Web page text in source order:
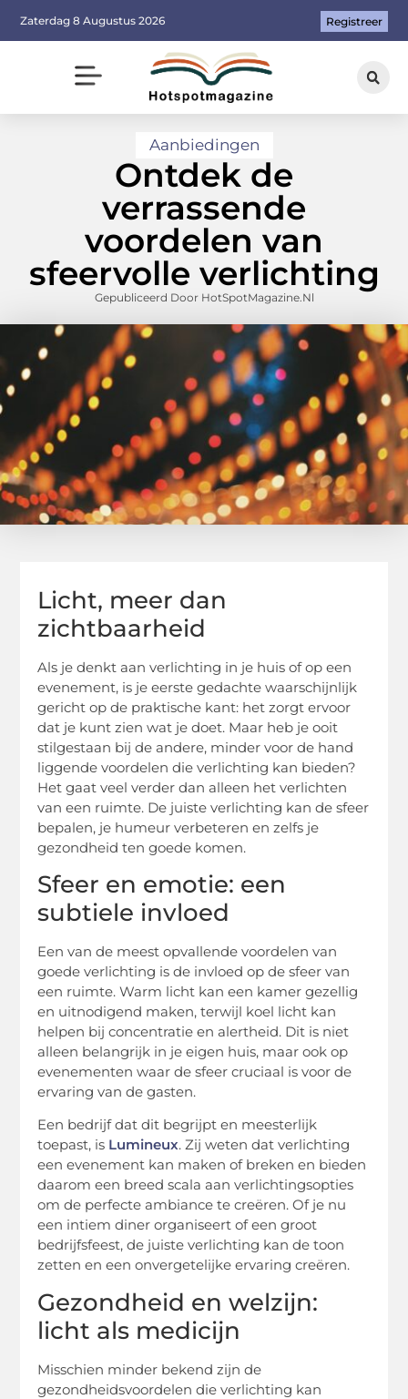
Zaterdag 8 Augustus 2026 Registreer
Aanbiedingen
Ontdek de
verrassende
voordelen van
sfeervolle verlichting
Gepubliceerd Door HotSpotMagazine.nl
Licht, meer dan
zichtbaarheid
Als je denkt aan verlichting in je huis of op een
evenement, is je eerste gedachte waarschijnlijk
gericht op de praktische kant: het zorgt ervoor
dat je kunt zien wat je doet. Maar heb je ooit
stilgestaan bij de andere, minder voor de hand
liggende voordelen die verlichting kan bieden?
Het gaat veel verder dan alleen het verlichten
van een ruimte. De juiste verlichting kan de sfeer
bepalen, je humeur verbeteren en zelfs je
gezondheid ten goede komen.
Sfeer en emotie: een
subtiele invloed
Een van de meest opvallende voordelen van
goede verlichting is de invloed op de sfeer van
een ruimte. Warm licht kan een kamer gezellig
en uitnodigend maken, terwijl koel licht kan
helpen bij concentratie en alertheid. Dit is niet
alleen belangrijk in je eigen huis, maar ook op
evenementen waar de sfeer cruciaal is voor de
ervaring van de gasten.
Een bedrijf dat dit begrijpt en meesterlijk
toepast, is Lumineux. Zij weten dat verlichting
een evenement kan maken of breken en bieden
daarom een breed scala aan verlichtingsopties
om de perfecte ambiance te creëren. Of je nu
een intiem diner organiseert of een groot
bedrijfsfeest, de juiste verlichting kan de toon
zetten en een onvergetelijke ervaring creëren.
Gezondheid en welzijn:
licht als medicijn
Misschien minder bekend zijn de
gezondheidsvoordelen die verlichting kan